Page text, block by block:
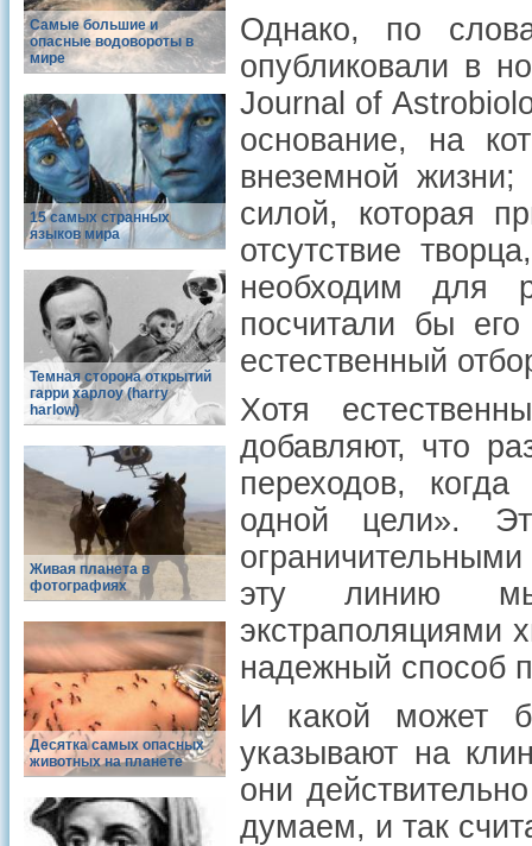
Самые большие и
опасные водовороты в
мире
15 самых странных
языков мира
Темная сторона открытий
гарри харлоу (harry
harlow)
Живая планета в
фотографиях
Десятка самых опасных
животных на планете
Однако, по
опубликовали в
Journal of
основание, на
внеземной жизни;
силой, которая
отсутствие
необходим для
посчитали бы
естественный
Хотя
добавляют, что
переходов,
одной цели».
эту линию
экстраполяциями
надежный способ
И какой может
указывают на
они
думаем, и так